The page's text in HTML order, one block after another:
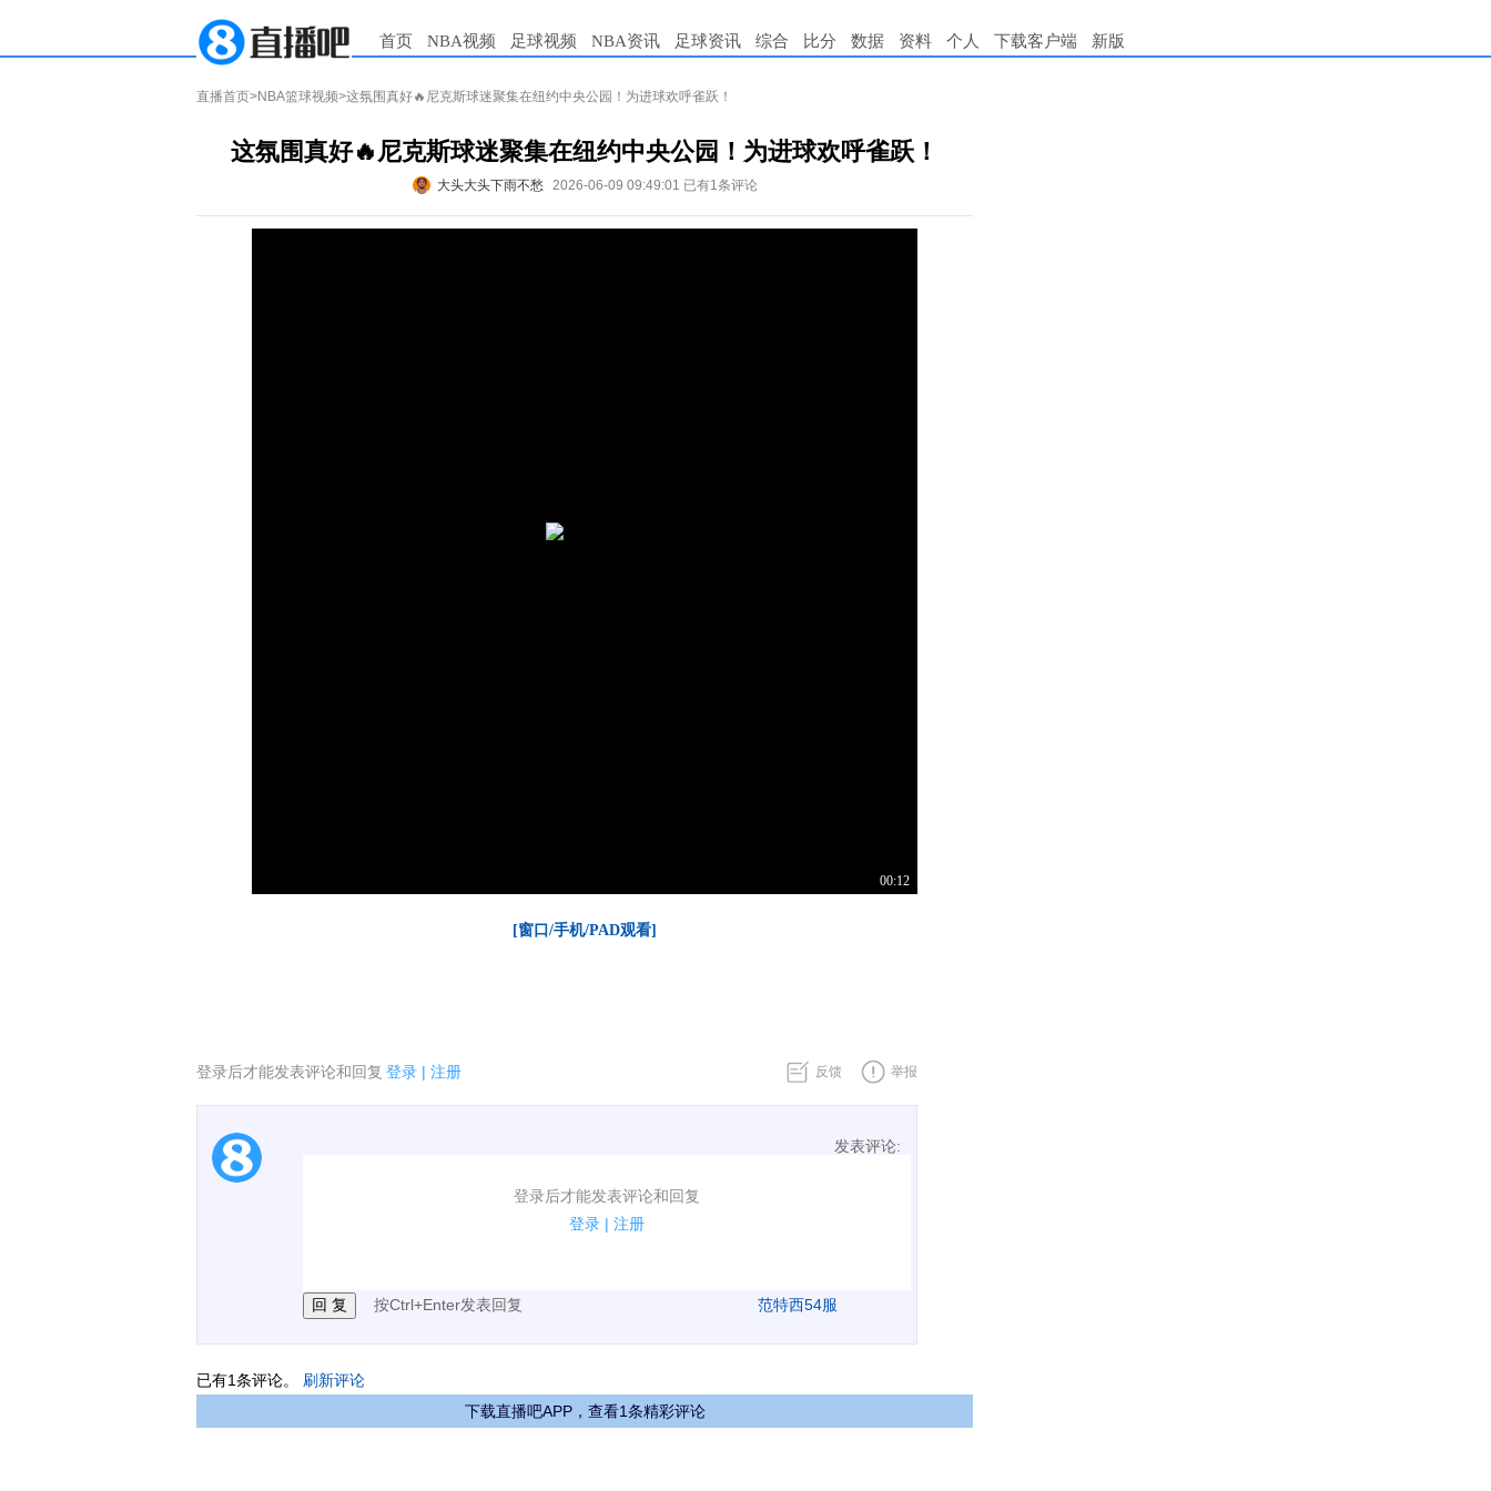
首页 NBA视频 足球视频 NBA资讯 足球资讯 综合 比分 数据 资料 个人 下载客户端 新版
直播首页>NBA篮球视频>这氛围真好🔥尼克斯球迷聚集在纽约中央公园！为进球欢呼雀跃！
这氛围真好🔥尼克斯球迷聚集在纽约中央公园！为进球欢呼雀跃！
大头大头下雨不愁 2026-06-09 09:49:01 已有1条评论
00:12
[窗口/手机/PAD观看]
登录后才能发表评论和回复 登录 | 注册 反馈 举报
发表评论:
登录后才能发表评论和回复
登录 | 注册
1.电脑端新用户可以发表评论了！
按Ctrl+Enter发表回复 范特西54服
已有1条评论。 刷新评论
下载直播吧APP，查看1条精彩评论